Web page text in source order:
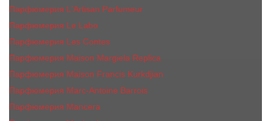
Парфюмерия L'Artisan Parfumeur
Парфюмерия Le Labo
Парфюмерия Les Contes
Парфюмерия Maison Margiela Replica
Парфюмерия Maison Francis Kurkdjian
Парфюмерия Marc-Antoine Barrois
Парфюмерия Mancera